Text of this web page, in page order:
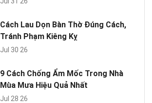
Cách Lau Dọn Bàn Thờ Đúng Cách,
Tránh Phạm Kiêng Kỵ
Jul 30 26
9 Cách Chống Ẩm Mốc Trong Nhà
Mùa Mưa Hiệu Quả Nhất
Jul 28 26